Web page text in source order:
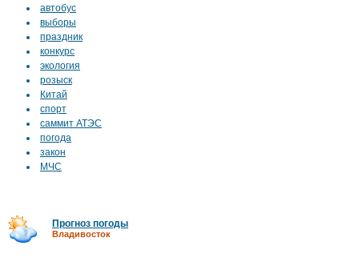
автобус
выборы
праздник
конкурс
экология
розыск
Китай
спорт
саммит АТЭС
погода
закон
МЧС
Прогноз погоды
Владивосток